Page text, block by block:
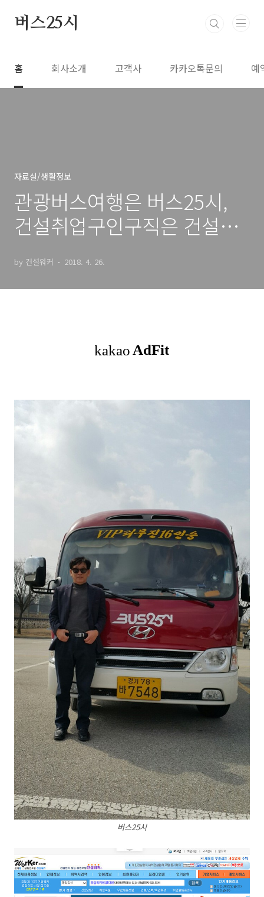
버스25시
홈 회사소개 고객사 카카오톡문의 예
자료실/생활정보
관광버스여행은 버스25시,
건설취업구인구직은 건설워
by 건설워커 2018. 4. 26.
버스25시